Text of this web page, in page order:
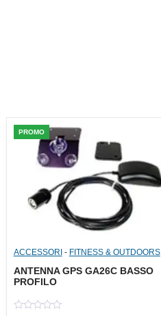
PROMO
ACCESSORI- FITNESS & OUTDOORS
ANTENNA GPS GA26C BASSO
PROFILO